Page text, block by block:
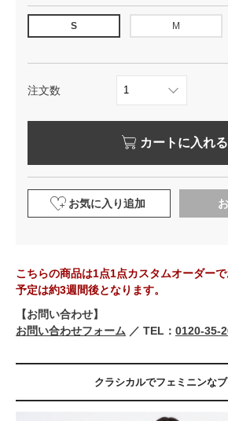
S M
注文数
カートに入れる
お気に入り追加
こちらの商品は1点1点カスタムオーダー
予定は約3週間後となります。
【お問い合わせ】
お問い合わせフォーム ／ TEL： 0120-35-
クラシカルでフェミニンな